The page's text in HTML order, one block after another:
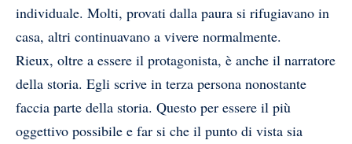
individuale. Molti, provati dalla paura si rifugiavano in
casa, altri continuavano a vivere normalmente.
Rieux, oltre a essere il protagonista, è anche il narratore
della storia. Egli scrive in terza persona nonostante
faccia parte della storia. Questo per essere il più
oggettivo possibile e far si che il punto di vista sia